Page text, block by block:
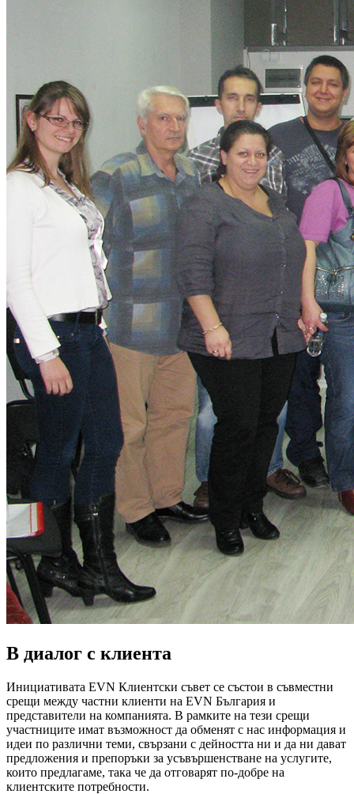
В диалог с клиента
Инициативата EVN Клиентски съвет се състои в съвместни
срещи между частни клиенти на EVN България и
представители на компанията. В рамките на тези срещи
участниците имат възможност да обменят с нас информация и
идеи по различни теми, свързани с дейността ни и да ни дават
предложения и препоръки за усъвършенстване на услугите,
които предлагаме, така че да отговарят по-добре на
клиентските потребности.